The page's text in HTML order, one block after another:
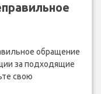
обращение
за подходящие
свою